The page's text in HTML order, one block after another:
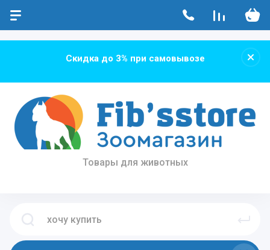
Скидка до 3% при самовывозе
Товары для животных